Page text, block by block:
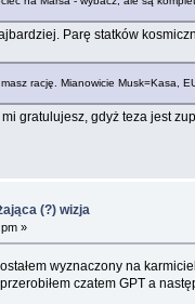
Parę statków
rację. Mianowicie Musk=Kasa,
gratulujesz, gdyż teza jest
(?) wizja
»
wyznaczony na
czatem GPT a